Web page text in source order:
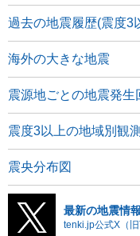
過去の地震履歴(震度3
海外の大きな地震
震源地ごとの地震発生
震度3以上の地域別観
震央分布図
最新の地震情
tenki.jp公式X（旧